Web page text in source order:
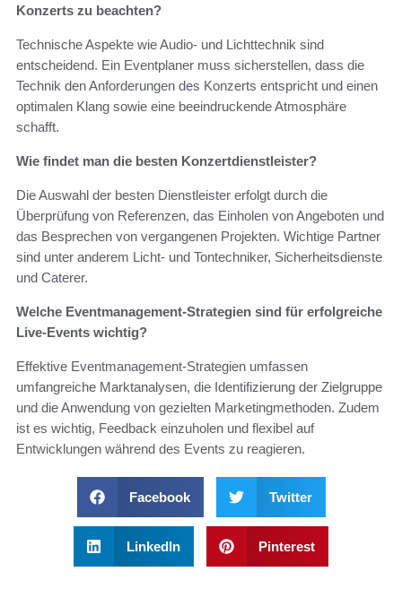
Konzerts zu beachten?
Technische Aspekte wie Audio- und Lichttechnik sind
entscheidend. Ein Eventplaner muss sicherstellen, dass die
Technik den Anforderungen des Konzerts entspricht und einen
optimalen Klang sowie eine beeindruckende Atmosphäre
schafft.
Wie findet man die besten Konzertdienstleister?
Die Auswahl der besten Dienstleister erfolgt durch die
Überprüfung von Referenzen, das Einholen von Angeboten und
das Besprechen von vergangenen Projekten. Wichtige Partner
sind unter anderem Licht- und Tontechniker, Sicherheitsdienste
und Caterer.
Welche Eventmanagement-Strategien sind für erfolgreiche
Live-Events wichtig?
Effektive Eventmanagement-Strategien umfassen
umfangreiche Marktanalysen, die Identifizierung der Zielgruppe
und die Anwendung von gezielten Marketingmethoden. Zudem
ist es wichtig, Feedback einzuholen und flexibel auf
Entwicklungen während des Events zu reagieren.
Facebook Twitter
LinkedIn Pinterest